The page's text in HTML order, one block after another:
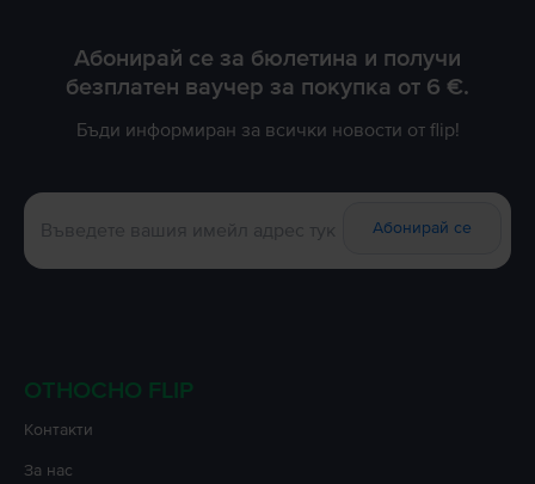
Абонирай се за бюлетина и получи
безплатен ваучер за покупка от 6 €.
Бъди информиран за всички новости от flip!
Абонирай се
ОТНОСНО FLIP
Контакти
За нас